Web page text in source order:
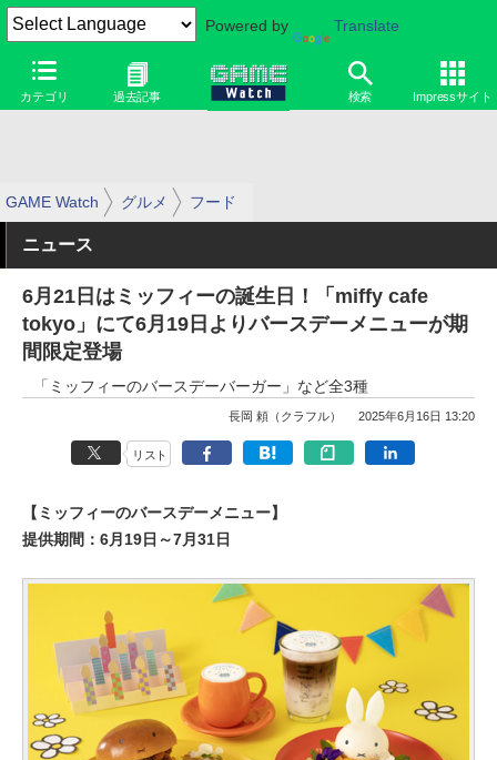
Powered by Translate
カテゴリ 過去記事 検索 Impressサイト
GAME Watch グルメ フード
ニュース
6月21日はミッフィーの誕生日！「miffy cafe
tokyo」にて6月19日よりバースデーメニューが期
間限定登場
「ミッフィーのバースデーバーガー」など全3種
長岡 頼（クラフル） 2025年6月16日 13:20
リスト
【ミッフィーのバースデーメニュー】
提供期間：6月19日～7月31日